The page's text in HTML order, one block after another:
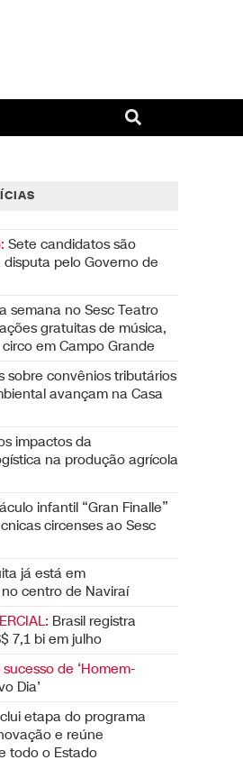
Sete candidatos são
pelo Governo de
semana no Sesc Teatro
gratuitas de música,
em Campo Grande
sobre convênios tributários
avançam na Casa
impactos da
na produção agrícola
infantil “Gran Finalle”
circenses ao Sesc
já está em
centro de Naviraí
Brasil registra
7,1 bi em julho
de ‘Homem-
Dia’
etapa do programa
e reúne
todo o Estado